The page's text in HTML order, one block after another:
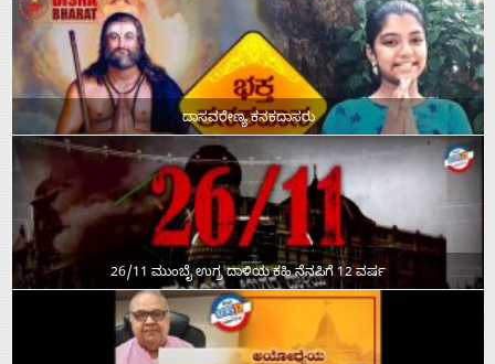
ದಾಸವರೇಣ್ಯ ಕನಕದಾಸರು
26/11 ಮುಂಬೈ ಉಗ್ರ ದಾಳಿಯ ಕಹಿ ನೆನಪಿಗೆ 12 ವರ್ಷ